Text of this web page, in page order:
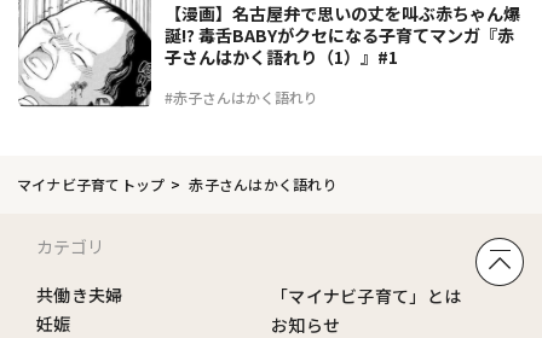
#赤子さんはかく語れり
【漫画】名古屋弁で思いの丈を叫ぶ赤ちゃん爆
誕!? 毒舌BABYがクセになる子育てマンガ『赤
子さんはかく語れり（1）』#1
マイナビ子育てトップ 赤子さんはかく語れり
カテゴリ
共働き夫婦
妊娠
「マイナビ子育て」とは
お知らせ